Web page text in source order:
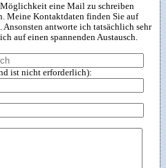
eine Mail zu schreiben
Meine Kontaktdaten finden Sie auf
Ansonsten antworte ich tatsächlich sehr
auf einen spannenden Austausch.
ist nicht erforderlich):